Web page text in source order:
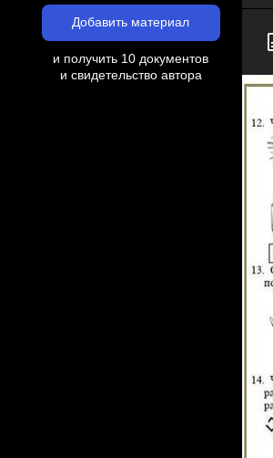
Добавить материал
и получить 10 документов
и свидетельство автора